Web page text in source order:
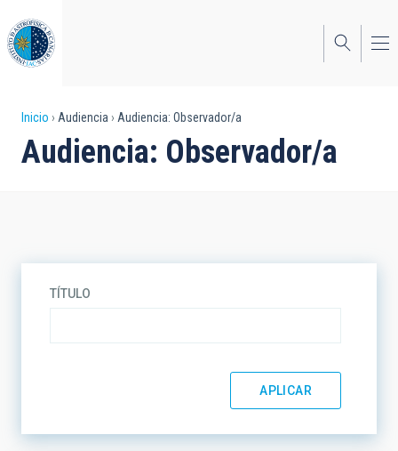
al
contenido
principal
Sobrescribir
enlaces
navegación
Inicio Audiencia Audiencia: Observador/a
Audiencia: Observador/a
TÍTULO